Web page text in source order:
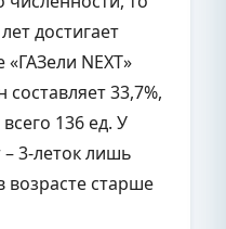
достигает
«ГАЗели NEXT»
33,7%,
136 ед. У
3-леток лишь
возрасте старше